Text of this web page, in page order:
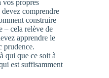
vos propres
comprendre
construire
– cela relève de
apprendre le
prudence.
qui que ce soit à
est suffisamment